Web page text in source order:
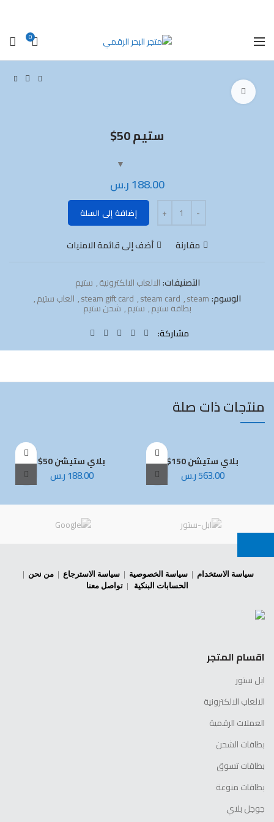
0
ستيم 50$
188.00ر.س
إضافة إلى السلة
مقارنة أضف إلى قائمة الامنيات
التصنيفات:الالعاب الالكترونية, ستيم
الوسوم:steam
,
steam card
,
steam gift card
, العاب ستيم,
بطاقة ستيم, ستيم, شحن ستيم
مشاركة
منتجات ذات صلة
بلاي ستيشن 150$
563.00ر.س
بلاي ستيشن 50$
188.00ر.س
سياسة الاستخدام |سياسة الخصوصية |سياسة الاسترجاع |من نحن |
الحسابات البنكية |تواصل معنا
اقسام المتجر
ابل ستور
الالعاب الالكترونية
العملات الرقمية
بطاقات الشحن
بطاقات تسوق
بطاقات منوعة
جوجل بلاي